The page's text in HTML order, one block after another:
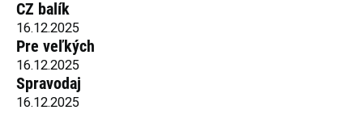
CZ balík
16.12.2025
Pre veľkých
16.12.2025
Spravodaj
16.12.2025